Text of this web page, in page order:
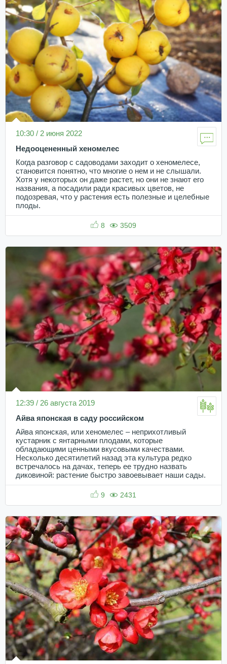
10:30 / 2 июня 2022
Недооцененный хеномелес
Когда разговор с садоводами заходит о хеномелесе,
становится понятно, что многие о нем и не слышали.
Хотя у некоторых он даже растет, но они не знают его
названия, а посадили ради красивых цветов, не
подозревая, что у растения есть полезные и целебные
плоды.
8 3509
12:39 / 26 августа 2019
Айва японская в саду российском
Айва японская, или хеномелес – неприхотливый
кустарник с янтарными плодами, которые
обладающими ценными вкусовыми качествами.
Несколько десятилетий назад эта культура редко
встречалось на дачах, теперь ее трудно назвать
диковиной: растение быстро завоевывает наши сады.
9 2431